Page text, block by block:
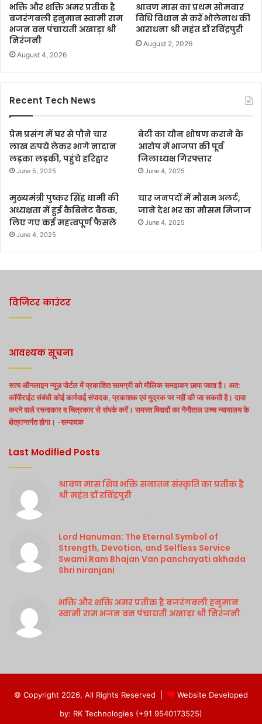
भक्ति और शक्ति अमर प्रतीक है
बजरंगबली हनुमान स्वामी राम
भजन वन पंचायती अखाड़ा श्री
निरंजनी
August 4, 2026
श्रावण मास का प्रथम सोमवार
विधि विधान से करें भोलेनाथ की
आराधना श्री महंत डॉ रविंद्रपुरी
August 2, 2026
Recent Tech News
प्रेम प्रसंग में घर से पौने चार
लाख रुपये लेकर भागे नादान
लड़का लड़की, पहुंचे हरिद्वार
June 5, 2025
बेटी का यौन शोषण कराने के
आरोप में भाजपा की पूर्व
जिलाध्यक्ष गिरफ्तार
June 4, 2025
मुख्यमंत्री पुष्कर सिंह धामी की
अध्यक्षता में हुई कैबिनेट बैठक,
लिए गए कई महत्वपूर्ण फैसले
June 4, 2025
चार जनपदों में मौसम अलर्ट,
जाने देश भर का मौसम मिजाज
June 4, 2025
विजिटर काउंटर
आवश्यक सूचना
सत्य ऑनलाइन न्यूज़ पोर्टल में प्रकाशित सामग्री को मौलिक समझकर छापा जाता है। अत:
कॉपीराईट संबंधी कोई कार्रवाई संपादक, प्रकाशक एवं मुद्रक पर नहीं की जा सकती है। दावा
करने वाले रचनाकार व चित्रकार से संपर्क करें। समस्त विवादों का नैनीताल उच्च न्यायालय के
क्षेत्रान्तर्गत होगा। -सम्पादक
Last Modified Posts
श्रावण मास शिव भक्ति सनातन संस्कृति का प्रतीक है
श्री महंत डॉ रविंद्रपुरी
Lord Hanuman: The Eternal Symbol of
Strength, Devotion, and Selfless Service
Swami Ram Bhajan Van panchayati akhada
Shri niranjani
भक्ति और शक्ति अमर प्रतीक है बजरंगबली हनुमान
स्वामी राम भजन वन पंचायती अखाड़ा श्री निरंजनी
© Copyright 2026, All Rights Reserved |
Website Developed
by: RK Technologies (+91 9540173525)